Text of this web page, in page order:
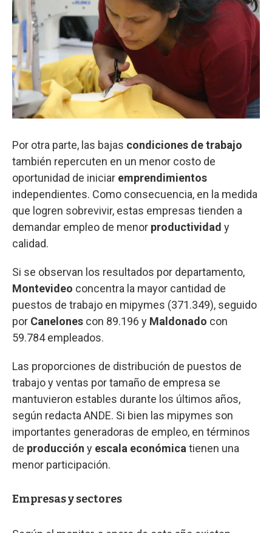
Por otra parte, las bajas condiciones detrabajo
también repercuten en un menor costo de
oportunidad de iniciar emprendimientos
independientes. Como consecuencia, en la medida
que logren sobrevivir, estas empresas tienden a
demandar empleo de menor productividad y
calidad.
Si se observan los resultados por departamento,
Montevideo concentra la mayor cantidad de
puestos de trabajo en mipymes (371.349), seguido
por Canelones con 89.196 y Maldonado con
59.784 empleados.
Las proporciones de distribución de puestos de
trabajo y ventas por tamaño de empresa se
mantuvieron estables durante los últimos años,
según redacta ANDE. Si bien las mipymes son
importantes generadoras de empleo, en términos
de producción y escala económica tienen una
menor participación.
Empresas y sectores